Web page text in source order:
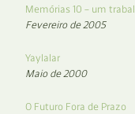
Memórias 10 – um
Fevereiro de 2005
Yaylalar
Maio de 2000
O Futuro Fora de Prazo